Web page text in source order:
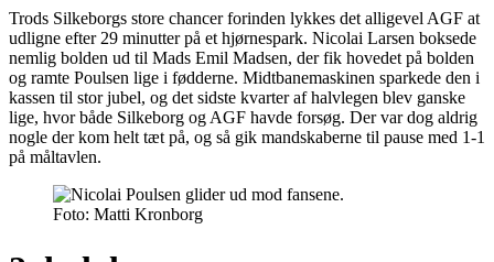
Trods Silkeborgs store chancer forinden lykkes det alligevel AGF at
udligne efter 29 minutter på et hjørnespark. Nicolai Larsen boksede
nemlig bolden ud til Mads Emil Madsen, der fik hovedet på bolden
og ramte Poulsen lige i fødderne. Midtbanemaskinen sparkede den i
kassen til stor jubel, og det sidste kvarter af halvlegen blev ganske
lige, hvor både Silkeborg og AGF havde forsøg. Der var dog aldrig
nogle der kom helt tæt på, og så gik mandskaberne til pause med 1-1
på måltavlen.
Foto: Matti Kronborg